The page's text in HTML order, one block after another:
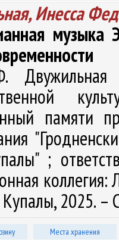
Инесса
музыка
памяти
;
коллегия:
2025. –
Места хранения